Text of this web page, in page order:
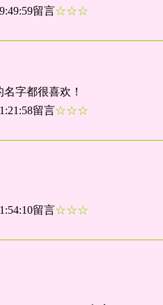
留言☆☆☆
字都很喜欢！
留言☆☆☆
留言☆☆☆